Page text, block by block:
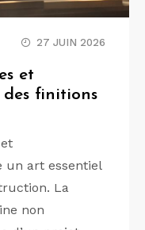
27 JUIN 2026
et
des finitions
un art essentiel
La
non